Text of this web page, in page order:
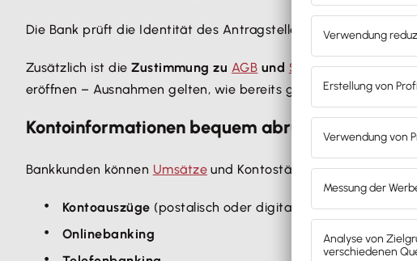
Die Bank prüft die Identität des Antragstellers gemäß
Zusätzlich ist dieZustimmung zu AGB und Schufa-Klausel
eröffnen – Ausnahmen gelten, wie bereits genannt, für
Kontoinformationen bequem abrufen
Bankkunden können Umsätze und Kontostände einsehen über:
Kontoauszüge (postalisch oder digital)
Onlinebanking